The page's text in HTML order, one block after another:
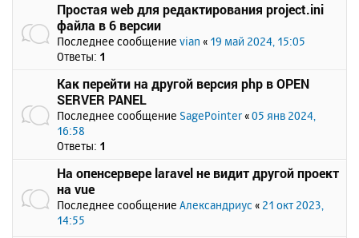
Простая web для редактирования project.ini
файла в 6 версии
Последнее сообщение vian « 19 май 2024, 15:05
Ответы: 1
Как перейти на другой версия php в OPEN
SERVER PANEL
Последнее сообщение SagePointer «05 янв 2024,
16:58
Ответы: 1
На опенсервере laravel не видит другой проект
на vue
Последнее сообщение Александриус « 21 окт 2023,
14:55